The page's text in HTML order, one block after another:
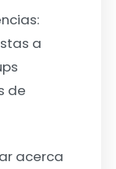
a
de
acerca